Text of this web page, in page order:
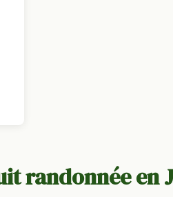
randonnée en